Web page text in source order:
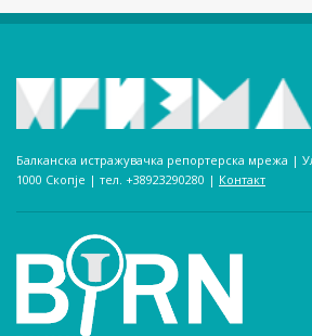
Балканска истражувачка репортерска мрежа |
1000 Скопје | тел. +38923290280­ | Контакт